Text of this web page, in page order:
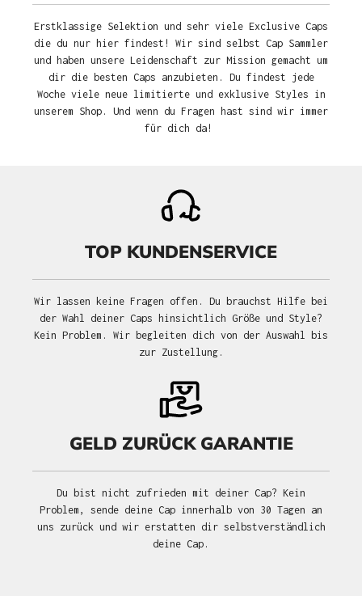
Erstklassige Selektion und sehr viele Exclusive Caps
die du nur hier findest! Wir sind selbst Cap Sammler
und haben unsere Leidenschaft zur Mission gemacht um
dir die besten Caps anzubieten. Du findest jede
Woche viele neue limitierte und exklusive Styles in
unserem Shop. Und wenn du Fragen hast sind wir immer
für dich da!
TOP KUNDENSERVICE
Wir lassen keine Fragen offen. Du brauchst Hilfe bei
der Wahl deiner Caps hinsichtlich Größe und Style?
Kein Problem. Wir begleiten dich von der Auswahl bis
zur Zustellung.
GELD ZURÜCK GARANTIE
Du bist nicht zufrieden mit deiner Cap? Kein
Problem, sende deine Cap innerhalb von 30 Tagen an
uns zurück und wir erstatten dir selbstverständlich
deine Cap.